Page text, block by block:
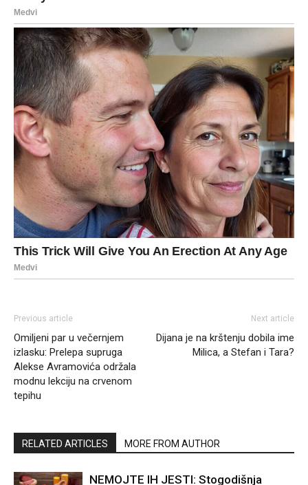
Previous article
Omiljeni par u večernjem
izlasku: Prelepa supruga
Alekse Avramovića održala
modnu lekciju na crvenom
tepihu
Next article
Dijana je na krštenju dobila ime
Milica, a Stefan i Tara?
RELATED ARTICLES MORE FROM AUTHOR
NEMOJTE IH JESTI: Stogodišnja